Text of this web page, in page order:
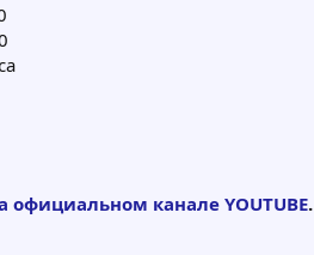
официальном канале YOUTUBE.